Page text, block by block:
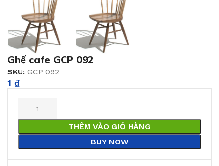
Ghế cafe GCP 092
SKU: GCP 092
1 ₫
THÊM VÀO GIỎ HÀNG
BUY NOW